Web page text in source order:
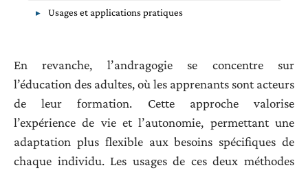
Usages et applications pratiques
En revanche, l’andragogie se concentre sur
l’éducation des adultes, où les apprenants sont acteurs
de leur formation. Cette approche valorise
l’expérience de vie et l’autonomie, permettant une
adaptation plus flexible aux besoins spécifiques de
chaque individu. Les usages de ces deux méthodes